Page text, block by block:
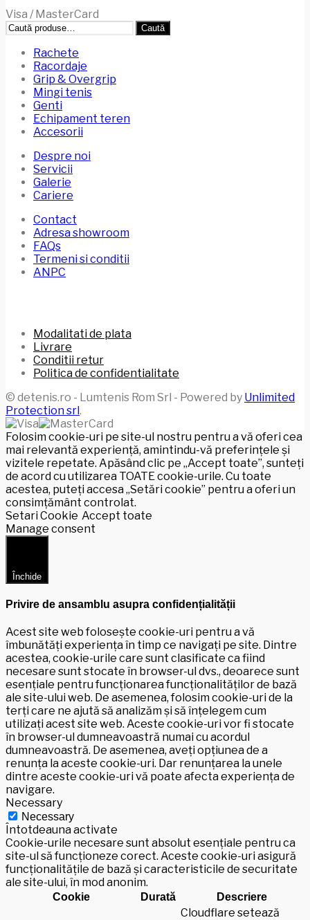
Visa / MasterCard
Caută
după:
Caută
Rachete
Racordaje
Grip & Overgrip
Mingi tenis
Genti
Echipament teren
Accesorii
Despre noi
Servicii
Galerie
Cariere
Contact
Adresa showroom
FAQs
Termeni si conditii
ANPC
Modalitati de plata
Livrare
Conditii retur
Politica de confidentialitate
© detenis.ro - Lumtenis Rom Srl - Powered by Unlimited
Protection srl.
Folosim cookie-uri pe site-ul nostru pentru a vă oferi cea
mai relevantă experiență, amintindu-vă preferințele și
vizitele repetate. Apăsând clic pe „Accept toate”, sunteți
de acord cu utilizarea TOATE cookie-urile. Cu toate
acestea, puteți accesa „Setări cookie” pentru a oferi un
consimțământ controlat.
Setari Cookie Accept toate
Manage consent
Închide
Privire de ansamblu asupra confidențialității
Acest site web folosește cookie-uri pentru a vă
îmbunătăți experiența în timp ce navigați pe site. Dintre
acestea, cookie-urile care sunt clasificate ca fiind
necesare sunt stocate în browser-ul dvs., deoarece sunt
esențiale pentru funcționarea funcționalităților de bază
ale site-ului web. De asemenea, folosim cookie-uri de la
terți care ne ajută să analizăm și să înțelegem cum
utilizați acest site web. Aceste cookie-uri vor fi stocate
în browser-ul dumneavoastră numai cu acordul
dumneavoastră. De asemenea, aveți opțiunea de a
renunța la aceste cookie-uri. Dar renunțarea la unele
dintre aceste cookie-uri vă poate afecta experiența de
navigare.
Necessary
Necessary
Întotdeauna activate
Cookie-urile necesare sunt absolut esențiale pentru ca
site-ul să funcționeze corect. Aceste cookie-uri asigură
funcționalitățile de bază și caracteristicile de securitate
ale site-ului, în mod anonim.
Cookie Durată Descriere
Cloudflare setează